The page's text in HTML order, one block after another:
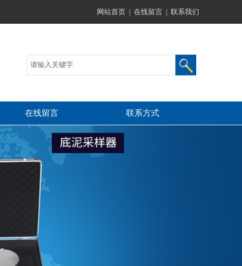
网站首页 在线留言 联系我们
在线留言 联系方式